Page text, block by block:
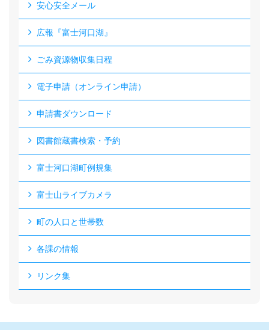
安心安全メール
広報『富士河口湖』
ごみ資源物収集日程
電子申請（オンライン申請）
申請書ダウンロード
図書館蔵書検索・予約
富士河口湖町例規集
富士山ライブカメラ
町の人口と世帯数
各課の情報
リンク集